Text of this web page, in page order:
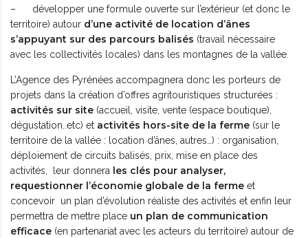
– développer une formule ouverte sur l’extérieur (et donc le
territoire) autour d’une activité de location d’ânes
s’appuyant sur des parcours balisés (travail nécessaire
avec les collectivités locales) dans les montagnes de la vallée.
L’Agence des Pyrénées accompagnera donc les porteurs de
projets dans la création d’offres agritouristiques structurées :
activités sur site (accueil, visite, vente (espace boutique),
dégustation..etc) et activités hors-site de la ferme (sur le
territoire de la vallée : location d’ânes, autres…) : organisation,
déploiement de circuits balisés, prix, mise en place des
activités, leur donnera les clés pour analyser,
requestionner l’économie globale de la ferme et
concevoir un plan d’évolution réaliste des activités et enfin leur
permettra de mettre place un plan de communication
efficace (en partenariat avec les acteurs du territoire) autour de